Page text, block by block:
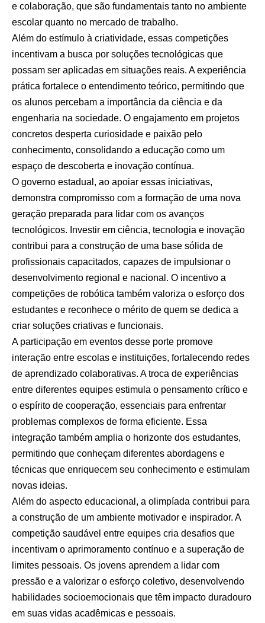
e colaboração, que são fundamentais tanto no ambiente
escolar quanto no mercado de trabalho.
Além do estímulo à criatividade, essas competições
incentivam a busca por soluções tecnológicas que
possam ser aplicadas em situações reais. A experiência
prática fortalece o entendimento teórico, permitindo que
os alunos percebam a importância da ciência e da
engenharia na sociedade. O engajamento em projetos
concretos desperta curiosidade e paixão pelo
conhecimento, consolidando a educação como um
espaço de descoberta e inovação contínua.
O governo estadual, ao apoiar essas iniciativas,
demonstra compromisso com a formação de uma nova
geração preparada para lidar com os avanços
tecnológicos. Investir em ciência, tecnologia e inovação
contribui para a construção de uma base sólida de
profissionais capacitados, capazes de impulsionar o
desenvolvimento regional e nacional. O incentivo a
competições de robótica também valoriza o esforço dos
estudantes e reconhece o mérito de quem se dedica a
criar soluções criativas e funcionais.
A participação em eventos desse porte promove
interação entre escolas e instituições, fortalecendo redes
de aprendizado colaborativas. A troca de experiências
entre diferentes equipes estimula o pensamento crítico e
o espírito de cooperação, essenciais para enfrentar
problemas complexos de forma eficiente. Essa
integração também amplia o horizonte dos estudantes,
permitindo que conheçam diferentes abordagens e
técnicas que enriquecem seu conhecimento e estimulam
novas ideias.
Além do aspecto educacional, a olimpíada contribui para
a construção de um ambiente motivador e inspirador. A
competição saudável entre equipes cria desafios que
incentivam o aprimoramento contínuo e a superação de
limites pessoais. Os jovens aprendem a lidar com
pressão e a valorizar o esforço coletivo, desenvolvendo
habilidades socioemocionais que têm impacto duradouro
em suas vidas acadêmicas e pessoais.